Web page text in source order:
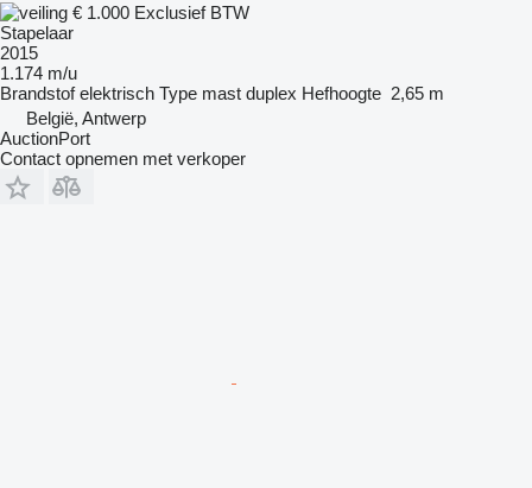
€ 1.000 Exclusief BTW
Stapelaar
2015
1.174 m/u
Brandstof elektrisch Type mast duplex Hefhoogte 2,65 m
België, Antwerp
AuctionPort
Contact opnemen met verkoper